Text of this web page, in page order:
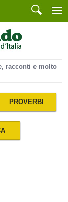
racconti e molto
PROVERBI